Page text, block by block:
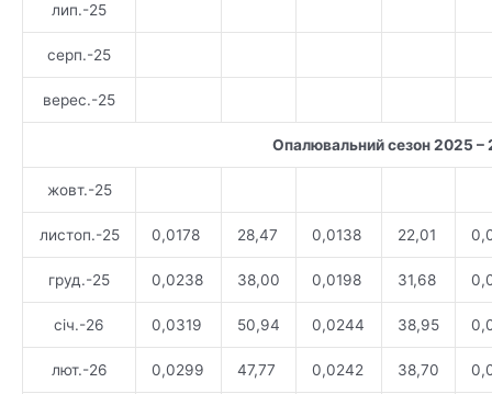
лип.-25
серп.-25
верес.-25
Опалювальний сезон 2025 –
жовт.-25
листоп.-25 0,0178 28,47 0,0138 22,01
груд.-25 0,0238 38,00 0,0198 31,68
січ.-26 0,0319 50,94 0,0244 38,95
лют.-26 0,0299 47,77 0,0242 38,70